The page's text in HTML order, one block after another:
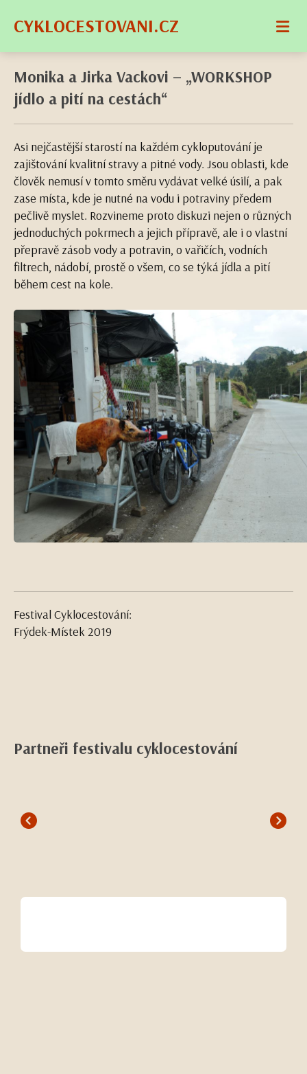
CYKLOCESTOVANI.CZ
Monika a Jirka Vackovi – „WORKSHOP
jídlo a pití na cestách“
Asi nejčastější starostí na každém cykloputování je
zajištování kvalitní stravy a pitné vody. Jsou oblasti, kde
člověk nemusí v tomto směru vydávat velké úsilí, a pak
zase místa, kde je nutné na vodu i potraviny předem
pečlivě myslet. Rozvineme proto diskuzi nejen o různých
jednoduchých pokrmech a jejich přípravě, ale i o vlastní
přepravě zásob vody a potravin, o vařičích, vodních
filtrech, nádobí, prostě o všem, co se týká jídla a pití
během cest na kole.
Festival Cyklocestování:
Frýdek-Místek 2019
Partneři festivalu cyklocestování